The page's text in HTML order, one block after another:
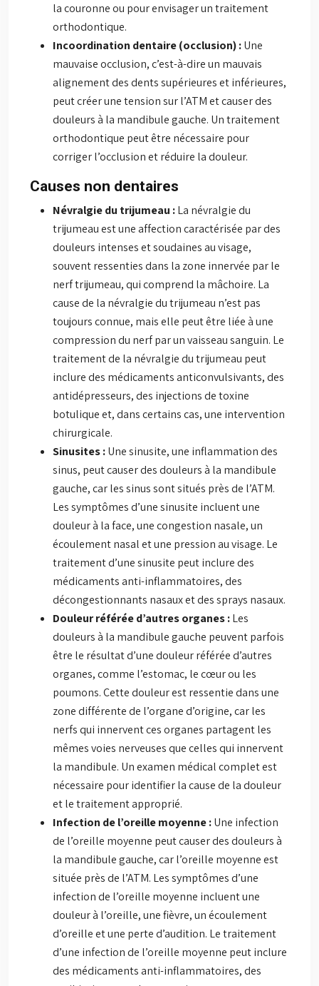
la couronne ou pour envisager un traitement
orthodontique.
Incoordination dentaire (occlusion) :Une
mauvaise occlusion, c’est-à-dire un mauvais
alignement des dents supérieures et inférieures,
peut créer une tension sur l’ATM et causer des
douleurs à la mandibule gauche. Un traitement
orthodontique peut être nécessaire pour
corriger l’occlusion et réduire la douleur.
Causes non dentaires
Névralgie du trijumeau :La névralgie du
trijumeau est une affection caractérisée par des
douleurs intenses et soudaines au visage,
souvent ressenties dans la zone innervée par le
nerf trijumeau, qui comprend la mâchoire. La
cause de la névralgie du trijumeau n’est pas
toujours connue, mais elle peut être liée à une
compression du nerf par un vaisseau sanguin. Le
traitement de la névralgie du trijumeau peut
inclure des médicaments anticonvulsivants, des
antidépresseurs, des injections de toxine
botulique et, dans certains cas, une intervention
chirurgicale.
Sinusites :Une sinusite, une inflammation des
sinus, peut causer des douleurs à la mandibule
gauche, car les sinus sont situés près de l’ATM.
Les symptômes d’une sinusite incluent une
douleur à la face, une congestion nasale, un
écoulement nasal et une pression au visage. Le
traitement d’une sinusite peut inclure des
médicaments anti-inflammatoires, des
décongestionnants nasaux et des sprays nasaux.
Douleur référée d’autres organes :Les
douleurs à la mandibule gauche peuvent parfois
être le résultat d’une douleur référée d’autres
organes, comme l’estomac, le cœur ou les
poumons. Cette douleur est ressentie dans une
zone différente de l’organe d’origine, car les
nerfs qui innervent ces organes partagent les
mêmes voies nerveuses que celles qui innervent
la mandibule. Un examen médical complet est
nécessaire pour identifier la cause de la douleur
et le traitement approprié.
Infection de l’oreille moyenne :Une infection
de l’oreille moyenne peut causer des douleurs à
la mandibule gauche, car l’oreille moyenne est
située près de l’ATM. Les symptômes d’une
infection de l’oreille moyenne incluent une
douleur à l’oreille, une fièvre, un écoulement
d’oreille et une perte d’audition. Le traitement
d’une infection de l’oreille moyenne peut inclure
des médicaments anti-inflammatoires, des